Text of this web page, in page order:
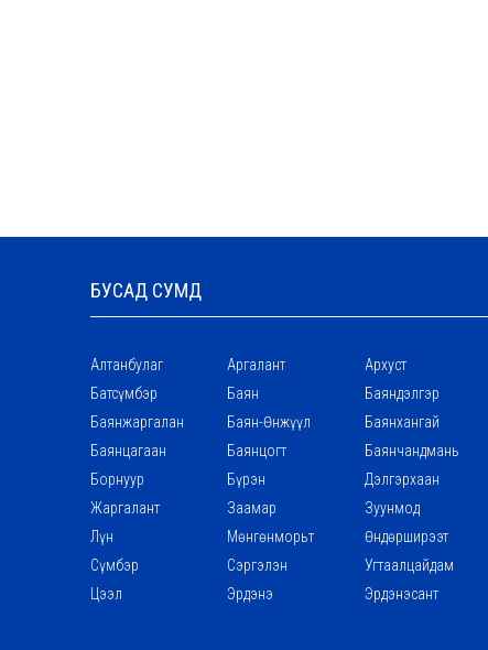
БУСАД СУМД
Алтанбулаг Аргалант
Архуст
Батсүмбэр
Баян
Баяндэлгэр
Баянжаргалан
Баян-Өнжүүл
Баянхангай
Баянцагаан
Баянцогт
Баянчандмань
Борнуур
Бүрэн
Дэлгэрхаан
Жаргалант
Заамар
Зуунмод
Лүн
Мөнгөнморьт
Өндөрширээт
Сүмбэр
Сэргэлэн
Угтаалцайдам
Цээл
Эрдэнэ Эрдэнэсант